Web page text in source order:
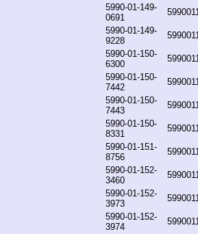
5990-01-149-
0691
5990-01-149-
9228
5990-01-150-
6300
5990-01-150-
7442
5990-01-150-
7443
5990-01-150-
8331
5990-01-151-
8756
5990-01-152-
3460
5990-01-152-
3973
5990-01-152-
3974